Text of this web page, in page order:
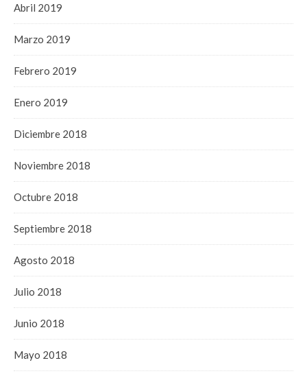
Abril 2019
Marzo 2019
Febrero 2019
Enero 2019
Diciembre 2018
Noviembre 2018
Octubre 2018
Septiembre 2018
Agosto 2018
Julio 2018
Junio 2018
Mayo 2018